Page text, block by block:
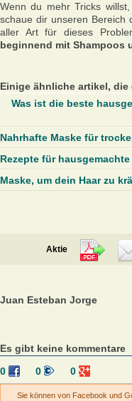
Wenn du mehr Tricks
schaue dir unseren Bereich
aller Art für dieses
beginnend mit Shampoos
Einige ähnliche artikel,
Was ist die beste
Nahrhafte Maske für
Rezepte für
Maske, um dein Haar zu
Aktie
Juan Esteban Jorge
Es gibt keine kommentare
0
0 0
Sie können von Facebook und